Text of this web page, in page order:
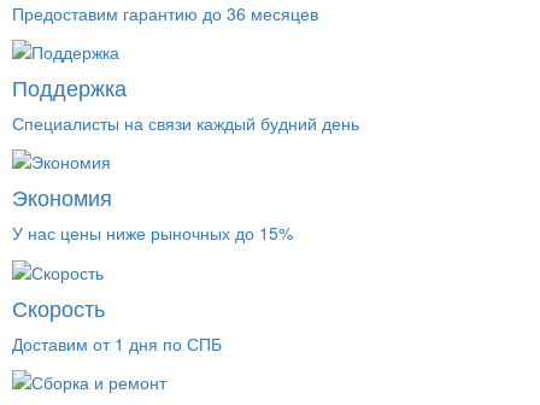
Предоставим гарантию до 36 месяцев
Поддержка
Специалисты на связи каждый будний день
Экономия
У нас цены ниже рыночных до 15%
Скорость
Доставим от 1 дня по СПБ